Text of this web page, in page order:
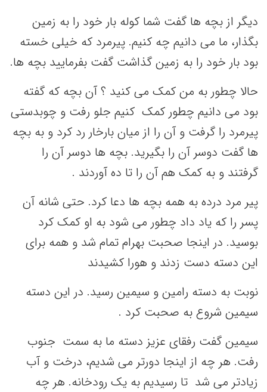
دیگر از بچه ها گفت شما کوله بار خود را به زمین
بگذار، ما می دانیم چه کنیم. پیرمرد که خیلی خسته
بود بار خود را به زمین گذاشت گفت بفرمایید بچه ها.
حالا چطور به من کمک می کنید ؟ آن بچه که گفته
بود می دانیم چطور کمک کنیم جلو رفت و چوبدستی
پیرمرد را گرفت و آن را از میان بارخار رد کرد و به بچه
ها گفت دوسر آن را بگیرید. بچه ها دوسر آن را
گرفتند و به کمک هم آن را تا ده آوردند .
پیر مرد درده به همه بچه ها دعا کرد. حتی شانه آن
پسر را که یاد داد چطور می شود به او کمک کرد
بوسید. در اینجا صحبت بهرام تمام شد و همه برای
این دسته دست زدند و هورا کشیدند
نوبت به دسته رامین و سیمین رسید. در این دسته
سیمین شروع به صحبت کرد .
سیمین گفت رفقای عزیز دسته ما به سمت جنوب
رفت. هر چه از اینجا دورتر می شدیم، درخت و آب
زیادتر می شد تا رسیدیم به یک رودخانه. هر چه